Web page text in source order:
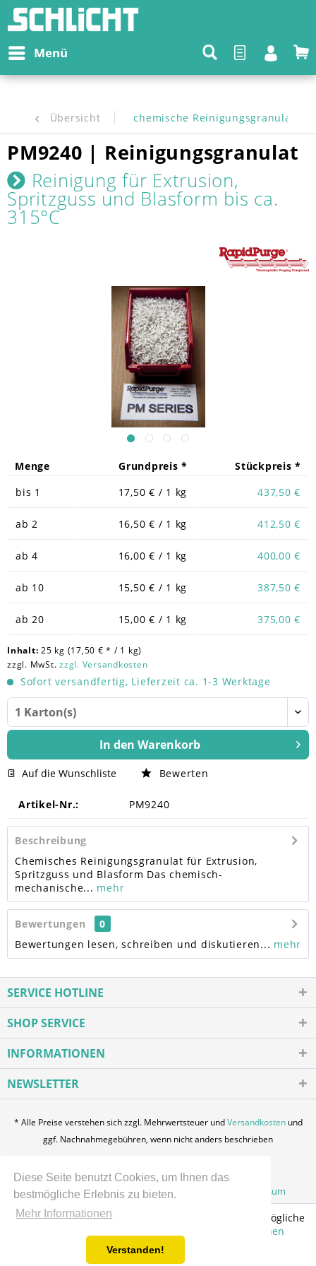
Diese Seite benutzt Cookies, um Ihnen das
bestmögliche Erlebnis zu bieten.
Mehr Informationen
Verstanden!
Menü
Übersicht chemische Reinigungsgranulate
PM9240 | Reinigungsgranulat
Reinigung für Extrusion,
Spritzguss und Blasform bis ca.
315°C
Menge Grundpreis *
Stückpreis *
bis 1 17,50 € / 1 kg 437,50 €
ab2 16,50 € / 1 kg 412,50 €
ab4 16,00 € / 1 kg 400,00 €
ab 10 15,50 € / 1 kg 387,50 €
ab20 15,00 € / 1 kg 375,00 €
Inhalt: 25 kg (17,50 € * / 1 kg)
zzgl. MwSt. zzgl. Versandkosten
Sofort versandfertig, Lieferzeit ca. 1-3 Werktage
In den Warenkorb
Auf die Wunschliste Bewerten
Artikel-Nr.: PM9240
Beschreibung
Chemisches Reinigungsgranulat für Extrusion,
Spritzguss und Blasform Das chemisch-
mechanische... mehr
Bewertungen
0
Bewertungen lesen, schreiben und diskutieren... mehr
SERVICE HOTLINE
SHOP SERVICE
INFORMATIONEN
NEWSLETTER
* Alle Preise verstehen sich zzgl. Mehrwertsteuer undVersandkostenund
ggf. Nachnahmegebühren, wenn nicht anders beschrieben
Zahlung und Versand
Datenschutz Impressum
Diese Website verwendet Cookies, um Ihnen die bestmögliche
Mehr Informationen